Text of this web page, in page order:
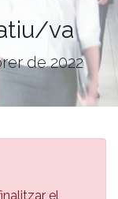
va
de 2022
el